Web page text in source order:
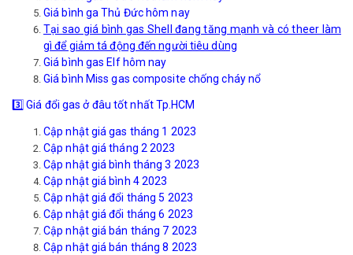
Giá bình ga Thủ Đức hôm nay
Tại sao giá bình gas Shell đang tăng mạnh và có theer làm
gì để giảm tá động đến người tiêu dùng
Giá bình gas Elf hôm nay
Giá bình Miss gas composite chống cháy nổ
3️⃣Giá đổi gas ở đâu tốt nhất Tp.HCM
Cập nhật giá gas tháng 1 2023
Cập nhật giá tháng 2 2023
Cập nhật giá bình tháng 3 2023
Cập nhật giá bình 4 2023
Cập nhật giá đổi tháng 5 2023
Cập nhật giá đổi tháng 6 2023
Cập nhật giá bán tháng 7 2023
Cập nhật giá bán tháng 8 2023